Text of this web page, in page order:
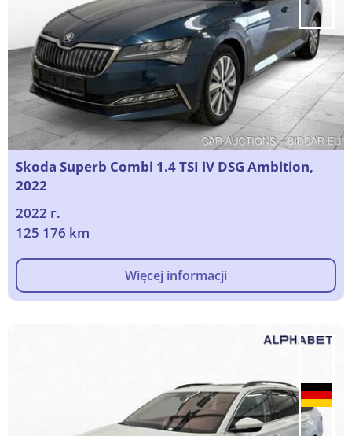
Skoda Superb Combi 1.4 TSI iV DSG Ambition,
2022
2022 г.
125 176 km
Więcej informacji